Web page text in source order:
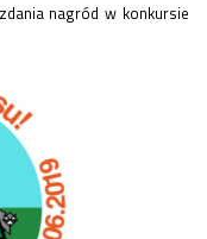
nagród w konkursie